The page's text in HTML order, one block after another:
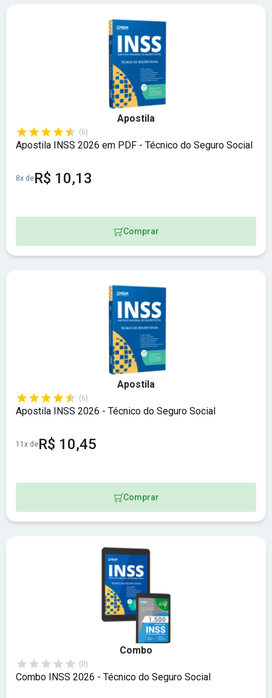
Apostila
(6)
Apostila INSS 2026 em PDF - Técnico do Seguro Social
8x deR$ 10,13
Comprar
Apostila
(6)
Apostila INSS 2026 - Técnico do Seguro Social
11x deR$ 10,45
Comprar
Combo
(0)
Combo INSS 2026 - Técnico do Seguro Social